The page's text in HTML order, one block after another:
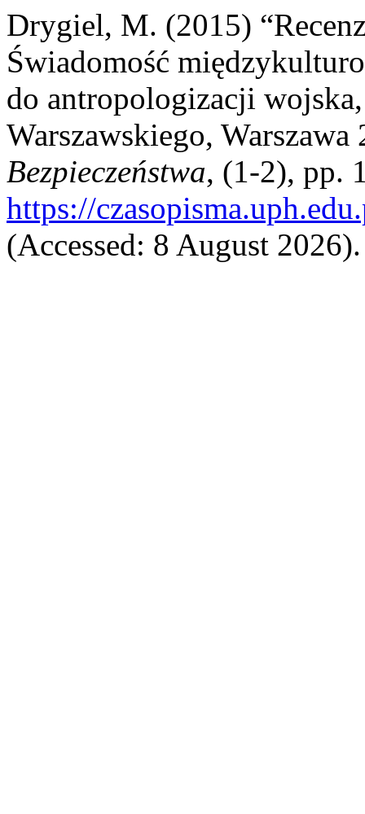
Drygiel, M. (2015)
Świadomość
do antropologizacji
Warszawskiego,
Bezpieczeństwa, (1-2), pp.
https://
(Accessed: 8 August 2026).